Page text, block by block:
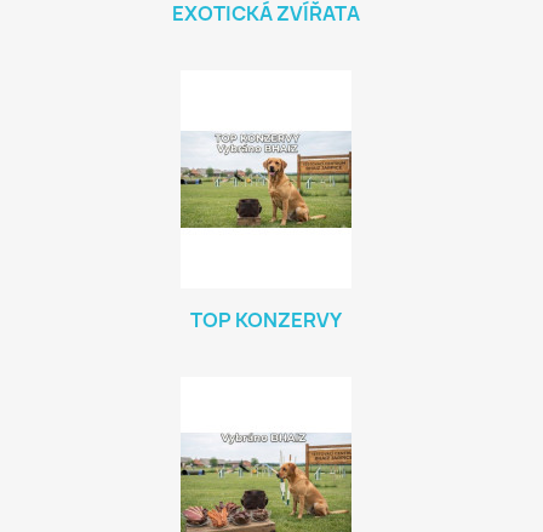
EXOTICKÁ ZVÍŘATA
TOP KONZERVY